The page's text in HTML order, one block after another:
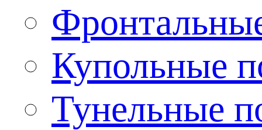
Купольные
Тунельные